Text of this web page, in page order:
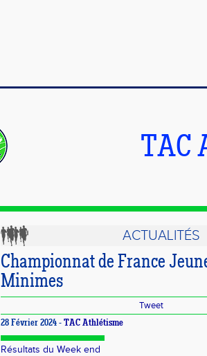
TAC
ACTUALITÉS
Championnat de France
Minimes
Tweet
28 Février 2024 - TAC Athlétisme
Résultats du Week end